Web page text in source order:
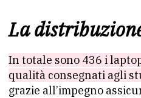
La
In totale sono 436 i
qualità consegnati agli
grazie all’impegno